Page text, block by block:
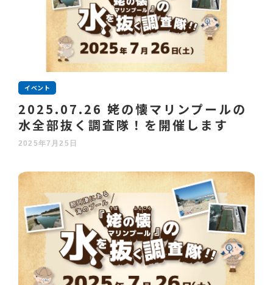
イベント
2025.07.26 姥の懐マリンプールの
水全部抜く調査隊！を開催します
2025年7月25日